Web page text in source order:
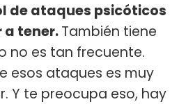
de ataques psicóticos
tener.También tiene
no es tan frecuente.
esos ataques es muy
Y te preocupa eso, hay